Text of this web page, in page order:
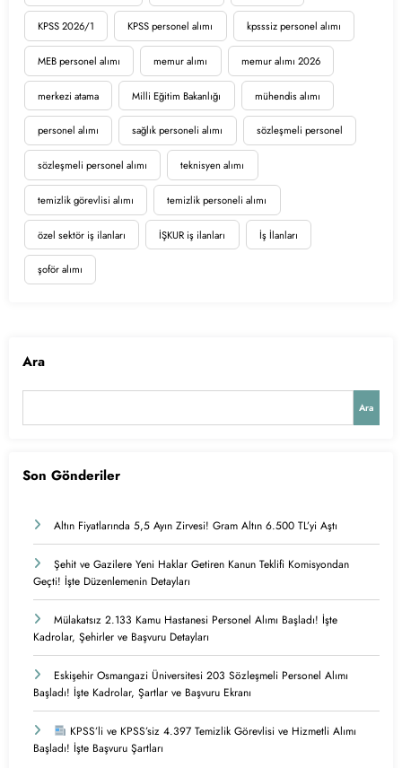
KPSS 2026/1 KPSS personel alımı kpsssiz personel alımı
MEB personel alımı memur alımı memur alımı 2026
merkezi atama Milli Eğitim Bakanlığı mühendis alımı
personel alımı sağlık personeli alımı sözleşmeli personel
sözleşmeli personel alımı teknisyen alımı
temizlik görevlisi alımı temizlik personeli alımı
özel sektör iş ilanları İŞKUR iş ilanları İş İlanları
şoför alımı
Ara
Ara
Son Gönderiler
Altın Fiyatlarında 5,5 Ayın Zirvesi! Gram Altın 6.500 TL’yi Aştı
Şehit ve Gazilere Yeni Haklar Getiren Kanun Teklifi Komisyondan
Geçti! İşte Düzenlemenin Detayları
Mülakatsız 2.133 Kamu Hastanesi Personel Alımı Başladı! İşte
Kadrolar, Şehirler ve Başvuru Detayları
Eskişehir Osmangazi Üniversitesi 203 Sözleşmeli Personel Alımı
Başladı! İşte Kadrolar, Şartlar ve Başvuru Ekranı
KPSS’li ve KPSS’siz 4.397 Temizlik Görevlisi ve Hizmetli Alımı
Başladı! İşte Başvuru Şartları